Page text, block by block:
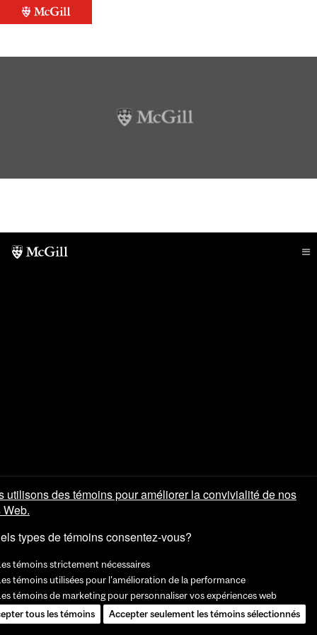
utilisons des témoins pour améliorer la convivialité de nos
types de témoins consentez-vous?
témoins strictement nécessaires
témoins utilisées pour l'amélioration de la performance
témoins de marketing pour personnaliser vos expériences web
tous les témoins
Accepter seulement les témoins sélectionnés